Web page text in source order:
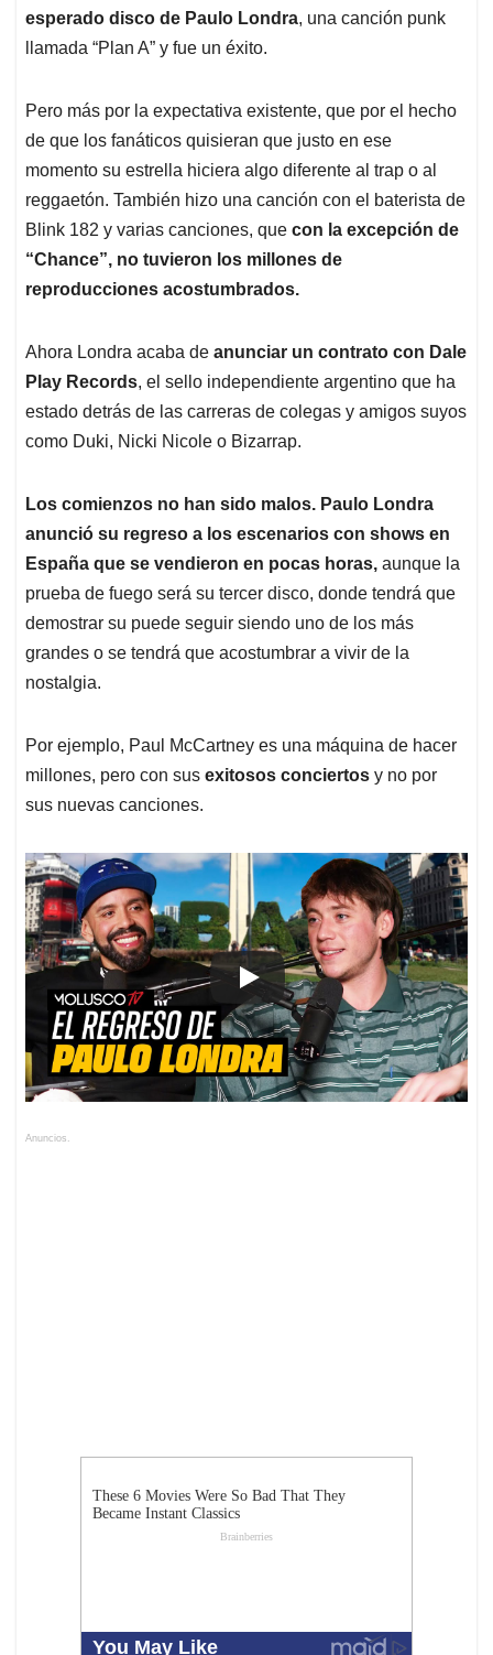
esperado disco de Paulo Londra, una canción punk
llamada “Plan A” y fue un éxito.
Pero más por la expectativa existente, que por el hecho
de que los fanáticos quisieran que justo en ese
momento su estrella hiciera algo diferente al trap o al
reggaetón. También hizo una canción con el baterista de
Blink 182 y varias canciones, que con la excepción de
“Chance”, no tuvieron los millones de
reproducciones acostumbrados.
Ahora Londra acaba de anunciar un contrato con Dale
Play Records, el sello independiente argentino que ha
estado detrás de las carreras de colegas y amigos suyos
como Duki, Nicki Nicole o Bizarrap.
Los comienzos no han sido malos. Paulo Londra
anunció su regreso a los escenarios con shows en
España que se vendieron en pocas horas, aunque la
prueba de fuego será su tercer disco, donde tendrá que
demostrar su puede seguir siendo uno de los más
grandes o se tendrá que acostumbrar a vivir de la
nostalgia.
Por ejemplo, Paul McCartney es una máquina de hacer
millones, pero con sus exitosos conciertos y no por
sus nuevas canciones.
Anuncios.